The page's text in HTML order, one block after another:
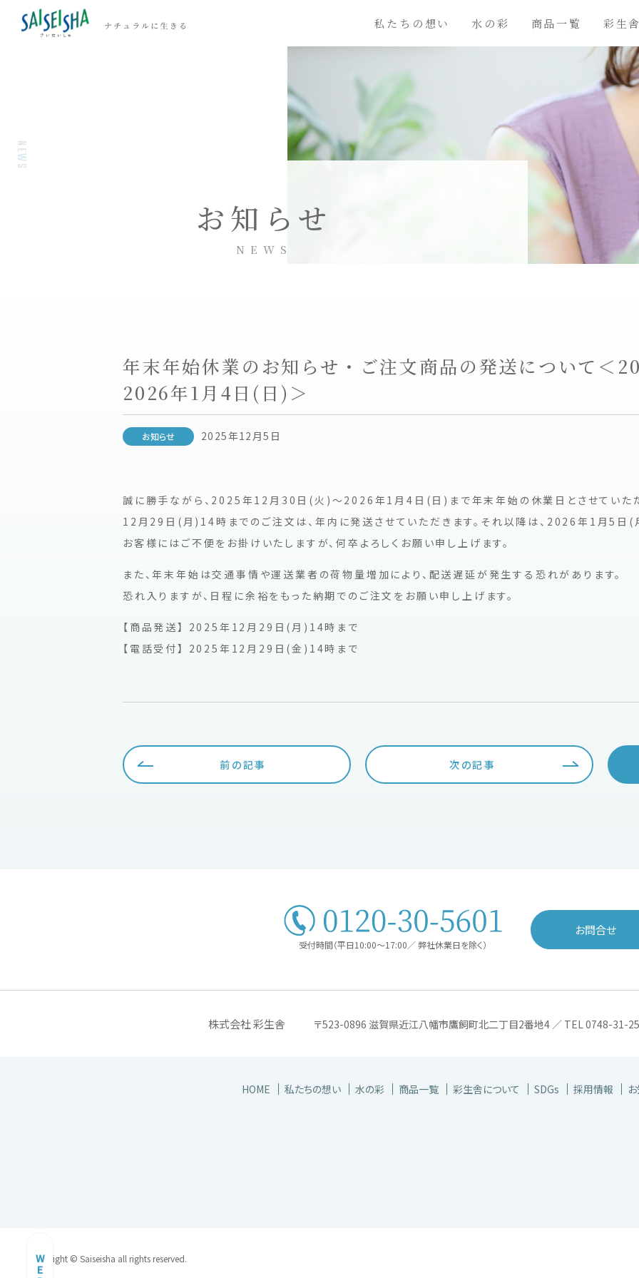
私たちの想い 水の彩 商品一覧 彩生
お知らせ
NEWS
NEWS
年末年始休業のお知らせ・ご注文商品の発送について＜
2026年1月4日(日)＞
お知らせ 2025年12月5日
誠に勝手ながら、2025年12月30日(火)～2026年1月4日(日)まで年末年始の休業日とさせていた
12月29日(月)14時までのご注文は、年内に発送させていただきます。それ以降は、2026年1月5日(
お客様にはご不便をお掛けいたしますが、何卒よろしくお願い申し上げます。
また、年末年始は交通事情や運送業者の荷物量増加により、配送遅延が発生する恐れがあります。
恐れ入りますが、日程に余裕をもった納期でのご注文をお願い申し上げます。
【商品発送】 2025年12月29日(月)14時まで
【電話受付】 2025年12月29日(金)14時まで
前の記事 次の記事
受付時間（平日10:00〜17:00／ 弊社休業日を除く）
お問合せ
株式会社 彩生舎 〒523-0896 滋賀県近江八幡市鷹飼町北二丁目2番地4 ／ TEL 0748-31-
HOME 私たちの想い 水の彩 商品一覧 彩生舎について SDGs 採用情報
Copyright © Saiseisha all rights reserved.